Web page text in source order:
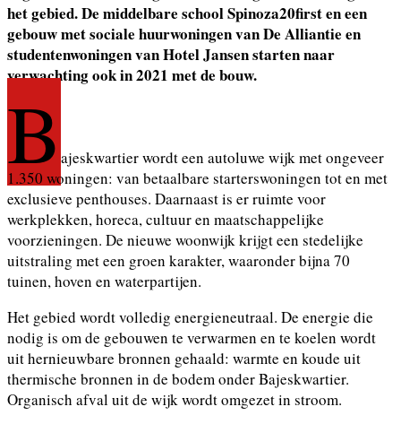
het gebied. De middelbare school Spinoza20first en een
gebouw met sociale huurwoningen van De Alliantie en
studentenwoningen van Hotel Jansen starten naar
verwachting ook in 2021 met de bouw.
B ajeskwartier wordt een autoluwe wijk met ongeveer
1.350 woningen: van betaalbare starterswoningen tot en met
exclusieve penthouses. Daarnaast is er ruimte voor
werkplekken, horeca, cultuur en maatschappelijke
voorzieningen. De nieuwe woonwijk krijgt een stedelijke
uitstraling met een groen karakter, waaronder bijna 70
tuinen, hoven en waterpartijen.
Het gebied wordt volledig energieneutraal. De energie die
nodig is om de gebouwen te verwarmen en te koelen wordt
uit hernieuwbare bronnen gehaald: warmte en koude uit
thermische bronnen in de bodem onder Bajeskwartier.
Organisch afval uit de wijk wordt omgezet in stroom.